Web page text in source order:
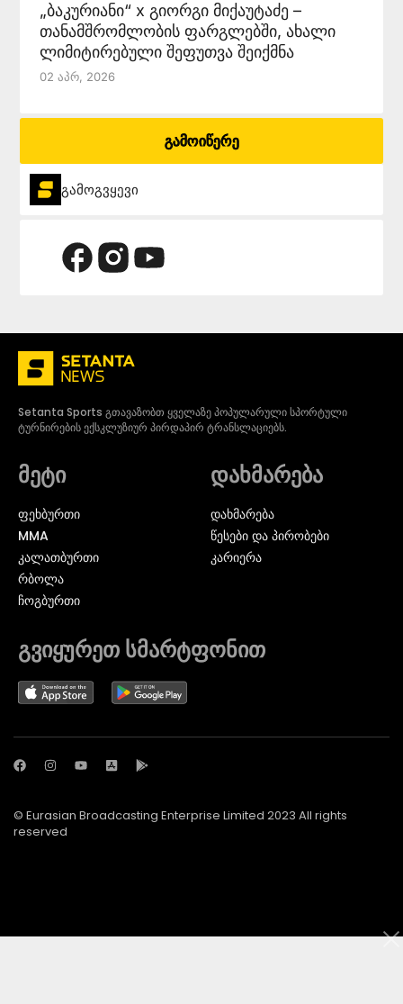
„ბაკურიანი“ x გიორგი მიქაუტაძე –
თანამშრომლობის ფარგლებში, ახალი
ლიმიტირებული შეფუთვა შეიქმნა
02 Აპრ, 2026
გამოიწერე
გამოგვყევი
Setanta Sports გთავაზობთ ყველაზე პოპულარული სპორტული
ტურნირების ექსკლუზიურ პირდაპირ ტრანსლაციებს.
მეტი
ᲤᲔᲮᲑᲣᲠᲗᲘ
MMA
ᲙᲐᲚᲐᲗᲑᲣᲠᲗᲘ
ᲠᲑᲝᲚᲐ
ᲩᲝᲒᲑᲣᲠᲗᲘ
დახმარება
დახმარება
წესები და პირობები
კარიერა
გვიყურეთ სმარტფონით
© Eurasian Broadcasting Enterprise Limited 2023 All rights
reserved